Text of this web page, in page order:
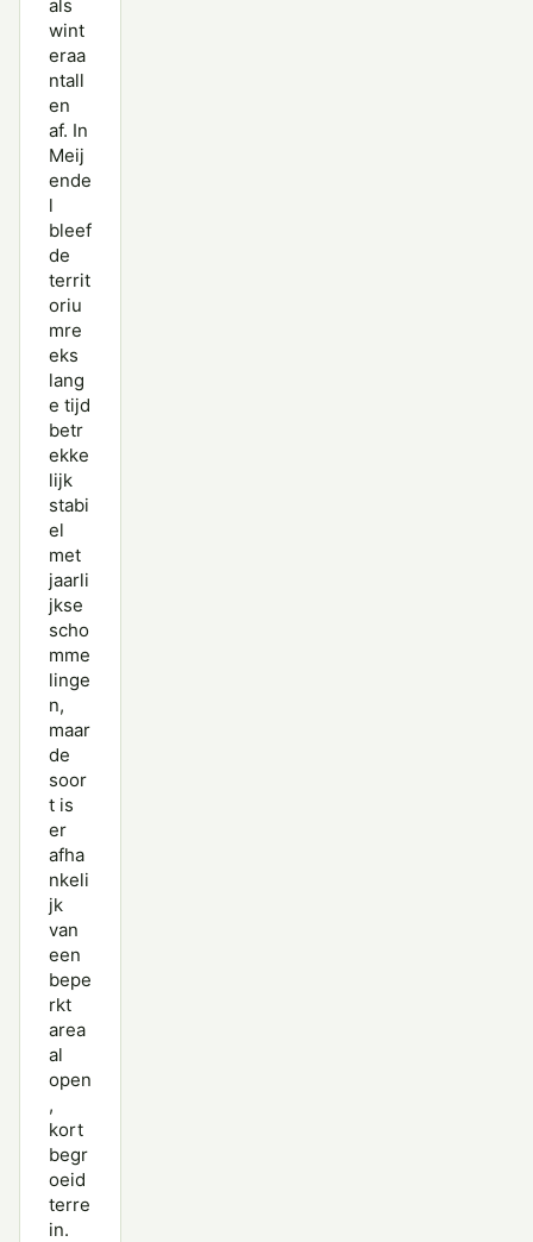
als
wint
eraa
ntall
en
af. In
Meij
ende
l
bleef
de
territ
oriu
mre
eks
lang
e tijd
betr
ekke
lijk
stabi
el
met
jaarli
jkse
scho
mme
linge
n,
maar
de
soor
t is
er
afha
nkeli
jk
van
een
bepe
rkt
area
al
open
,
kort
begr
oeid
terre
in.